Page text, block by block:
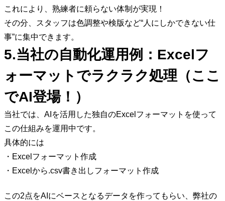
これにより、熟練者に頼らない体制が実現！
その分、スタッフは色調整や検版など“人にしかできない仕
事”に集中できます。
5.当社の自動化運用例：Excelフ
ォーマットでラクラク処理（ここ
でAI登場！）
当社では、AIを活用した独自のExcelフォーマットを使って
この仕組みを運用中です。
具体的には
・Excelフォーマット作成
・Excelから.csv書き出しフォーマット作成
この2点をAIにベースとなるデータを作ってもらい、弊社の